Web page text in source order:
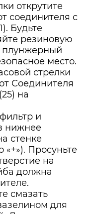
открутите
соединителя с
Будьте
резиновую
плунжерный
место.
стрелки
Соединителя
на
и
нижнее
стенке
«+»). Просуньте
на
должна
смазать
для